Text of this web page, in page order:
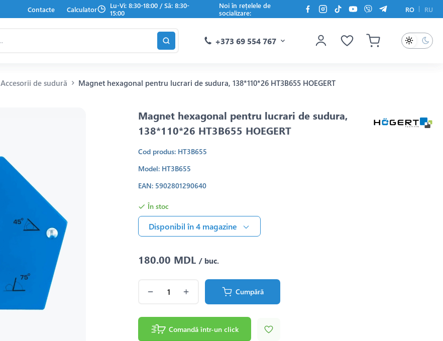
Contacte Calculator
Lu-Vi: 8:30-18:00 / Sâ: 8:30-
15:00
Noi în rețelele de
socializare:
RO RU
+373 69 554 767
Accesorii de sudură Magnet hexagonal pentru lucrari de sudura, 138*110*26 HT3B655 HOEGERT
Magnet hexagonal pentru lucrari de sudura,
138*110*26 HT3B655 HOEGERT
Cod produs: HT3B655
Model: HT3B655
EAN: 5902801290640
În stoc
Disponibil în 4 magazine
180.00 MDL/ buc.
Cumpără
Comandă într-un click